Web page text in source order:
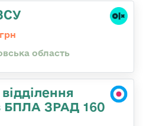
область
БПЛА ЗРАД 160